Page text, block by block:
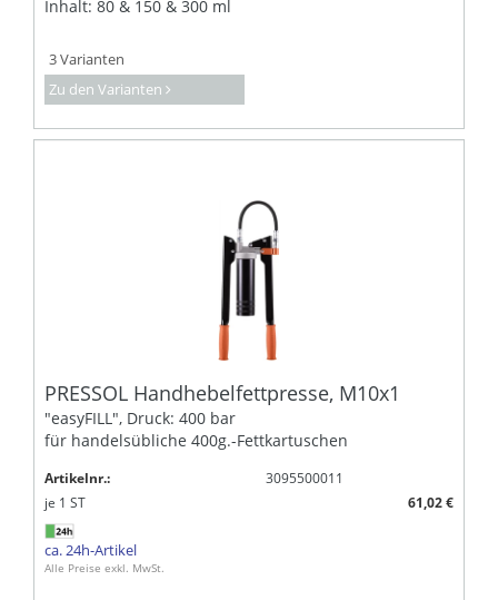
Inhalt: 80 & 150 & 300 ml
3 Varianten
Zu den Varianten
PRESSOL Handhebelfettpresse, M10x1
"easyFILL", Druck: 400 bar
für handelsübliche 400g.-Fettkartuschen
Artikelnr.:
3095500011
je 1 ST 61,02 €
ca. 24h-Artikel
Alle Preise exkl. MwSt.